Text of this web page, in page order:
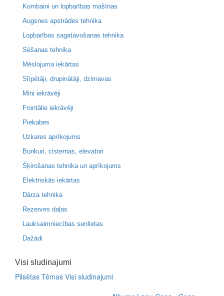
Kombaini un lopbarības mašīnas
Augsnes apstrādes tehnika
Lopbarības sagatavošanas tehnika
Sēšanas tehnika
Mēslojuma iekārtas
Slīpētāji, drupinātāji, dzirnavas
Mini iekrāvēji
Frontālie iekrāvēji
Piekabes
Uzkares aprīkojums
Bunkuri, cisternas, elevatori
Šķirošanas tehnika un aprīkojums
Elektriskās iekārtas
Dārza tehnika
Rezerves daļas
Lauksaimniecības senlietas
Dažādi
Visi sludinajumi
Pilsētas Tēmas Visi sludinajumi